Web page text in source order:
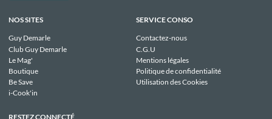
NOS SITES
Guy Demarle
Club Guy Demarle
Le Mag'
Boutique
Be Save
i-Cook'in
SERVICE CONSO
Contactez-nous
C.G.U
Mentions légales
Politique de confidentialité
Utilisation des Cookies
RESTEZ CONNECTÉ